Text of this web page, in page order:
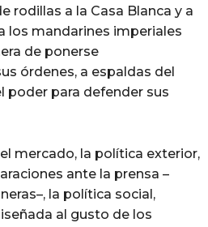
rodillas a la Casa Blanca y a
los mandarines imperiales
de ponerse
órdenes, a espaldas del
poder para defender sus
mercado, la política exterior,
ante la prensa –
la política social,
al gusto de los